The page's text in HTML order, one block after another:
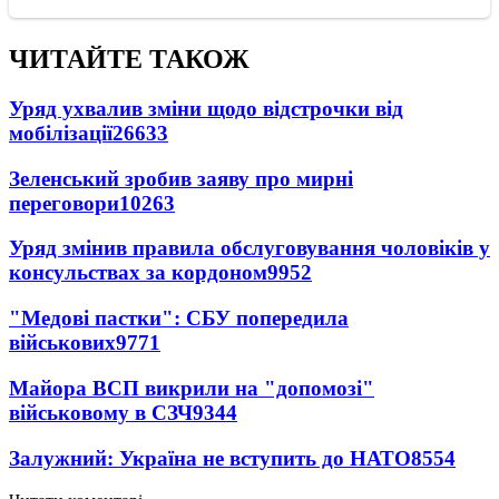
ЧИТАЙТЕ ТАКОЖ
Уряд ухвалив зміни щодо відстрочки від
мобілізації26633
Зеленський зробив заяву про мирні
переговори10263
Уряд змінив правила обслуговування чоловіків у
консульствах за кордоном9952
"Медові пастки": СБУ попередила
військових9771
Майора ВСП викрили на "допомозі"
військовому в СЗЧ9344
Залужний: Україна не вступить до НАТО8554